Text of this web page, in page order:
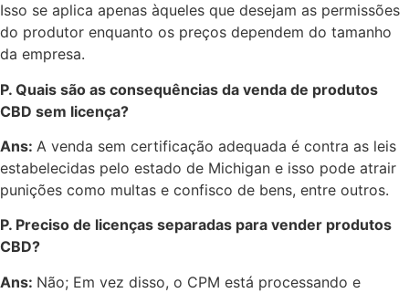
Isso se aplica apenas àqueles que desejam as permissões
do produtor enquanto os preços dependem do tamanho
da empresa.
P. Quais são as consequências da venda de produtos
CBD sem licença?
Ans: A venda sem certificação adequada é contra as leis
estabelecidas pelo estado de Michigan e isso pode atrair
punições como multas e confisco de bens, entre outros.
P. Preciso de licenças separadas para vender produtos
CBD?
Ans: Não; Em vez disso, o CPM está processando e